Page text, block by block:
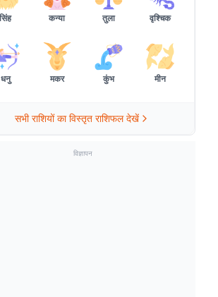
सिंह कन्या तुला वृश्चिक
धनु मकर कुंभ मीन
सभी राशियों का विस्तृत राशिफल देखें
विज्ञापन